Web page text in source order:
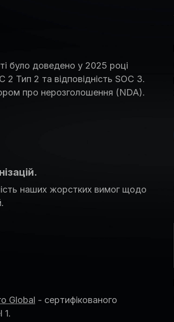
було доведено у 2025 році
2 Тип 2 та відповідність SOC 3.
про нерозголошення (NDA).
наших жорстких вимог щодо
Global - сертифікованого
1.